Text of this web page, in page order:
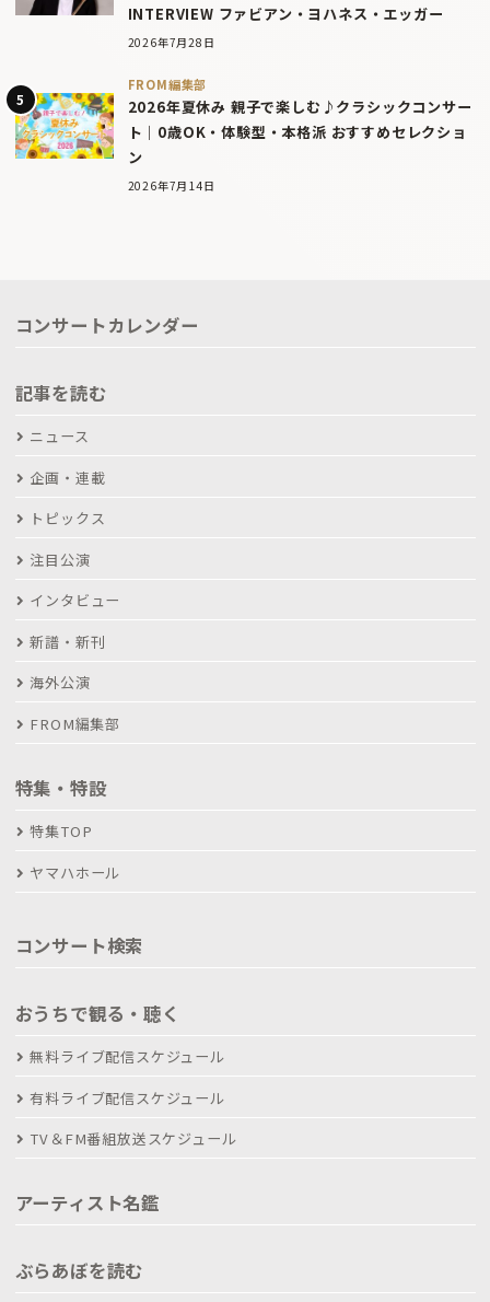
INTERVIEW ファビアン・ヨハネス・エッガー
2026年7月28日
FROM編集部
2026年夏休み 親子で楽しむ♪クラシックコンサー
ト｜0歳OK・体験型・本格派 おすすめセレクショ
ン
2026年7月14日
コンサートカレンダー
記事を読む
ニュース
企画・連載
トピックス
注目公演
インタビュー
新譜・新刊
海外公演
FROM編集部
特集・特設
特集TOP
ヤマハホール
コンサート検索
おうちで観る・聴く
無料ライブ配信スケジュール
有料ライブ配信スケジュール
TV＆FM番組放送スケジュール
アーティスト名鑑
ぶらあぼを読む